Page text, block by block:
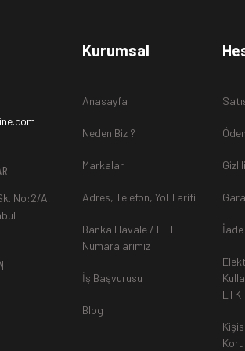
alışveriş sitesinden almış
olduğunda
sürecinde ürünlerin "Gönderici Ödemeli”
ulaştıktan sonra gerekli incelemelerin
Kartına "Beş (5) ile On (10) iş günü”
ile yapılan sözleşme yükümlülüğüne
No:2/A,
Kurumsal
Anasayfa
Neden Biz ?
Markalar
Adres, Telefon, Yol Tarifi
Banka Havale / EFT
Numaralarımız
İş Başvurusu
Blog
İade
ETK